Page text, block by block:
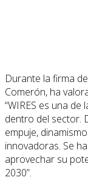
Durante la firma
Comerón, ha
“WIRES es una
dentro del sector.
empuje,
innovadoras. Se
aprovechar su
2030”.